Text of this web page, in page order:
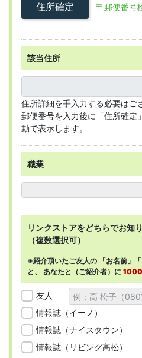
住所確定 〒郵便番号
該当住所
住所詳細を手入力する必要はご
郵便番号を入力後に「住所確定
動で表示します。
職業
リンクストアをどちらでお知
（複数選択可）
※紹介頂いたご友人の 「お名前」
と、 あなたと（ご紹介者）に 1000
友人
情報誌（イーノ）
情報誌（ナイスタウン）
情報誌（リビング高松）